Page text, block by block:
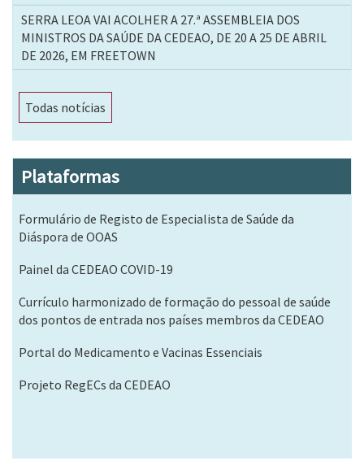
SERRA LEOA VAI ACOLHER A 27.ª ASSEMBLEIA DOS
MINISTROS DA SAÚDE DA CEDEAO, DE 20 A 25 DE ABRIL
DE 2026, EM FREETOWN
Todas notícias
Plataformas
Formulário de Registo de Especialista de Saúde da
Diáspora de OOAS
Painel da CEDEAO COVID-19
Currículo harmonizado de formação do pessoal de saúde
dos pontos de entrada nos países membros da CEDEAO
Portal do Medicamento e Vacinas Essenciais
Projeto RegECs da CEDEAO